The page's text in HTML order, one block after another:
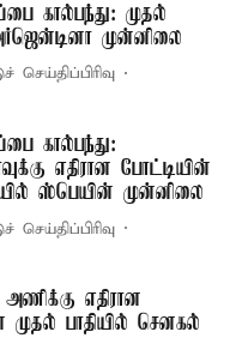
கால்பந்து: முதல்
முன்னிலை
செய்திப்பிரிவு
கால்பந்து:
எதிரான போட்டியின்
ஸ்பெயின் முன்னிலை
செய்திப்பிரிவு
எதிரான
முதல் பாதியில் செனகல்